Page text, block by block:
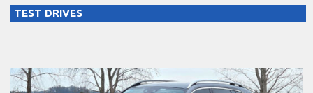
TEST DRIVES